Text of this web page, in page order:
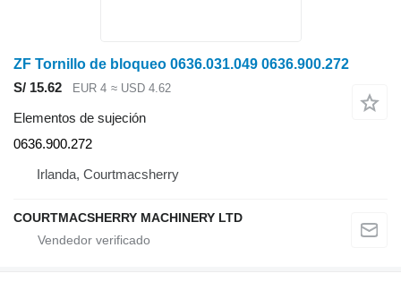
ZF Tornillo de bloqueo 0636.031.049 0636.900.272
S/ 15.62
EUR 4 ≈ USD 4.62
Elementos de sujeción
0636.900.272
Irlanda, Courtmacsherry
COURTMACSHERRY MACHINERY LTD